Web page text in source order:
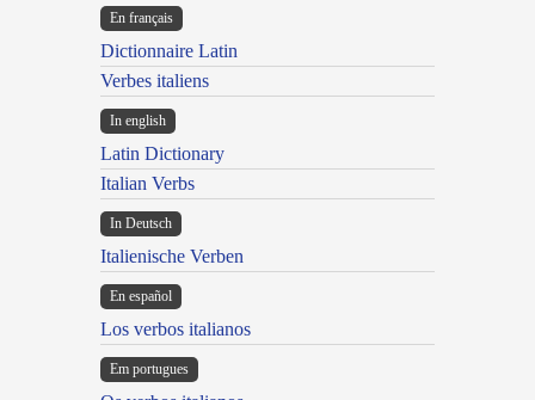
En français
Dictionnaire Latin
Verbes italiens
In english
Latin Dictionary
Italian Verbs
In Deutsch
Italienische Verben
En español
Los verbos italianos
Em portugues